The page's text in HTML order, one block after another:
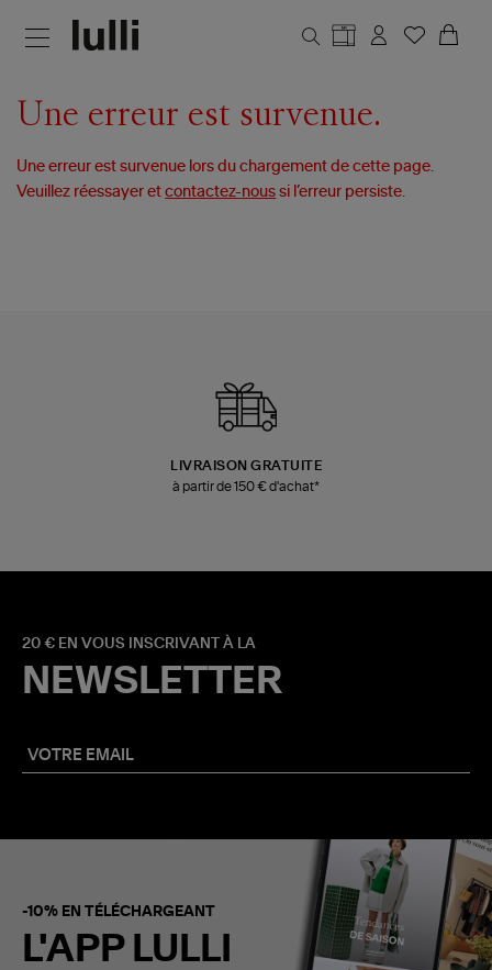
Une erreur est survenue.
Une erreur est survenue lors du chargement de cette page.
Veuillez réessayer etcontactez-nous si l’erreur persiste.
LIVRAISON GRATUITE
à partir de 150 € d'achat*
20 € EN VOUS INSCRIVANT À LA
NEWSLETTER
-10% EN TÉLÉCHARGEANT
L'APP LULLI